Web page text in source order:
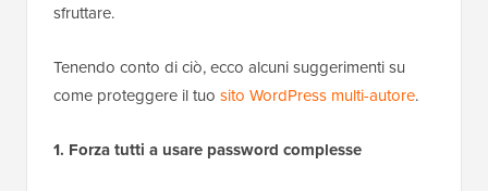
sfruttare.
Tenendo conto di ciò, ecco alcuni suggerimenti su
come proteggere il tuo sito WordPress multi-autore.
1. Forza tutti a usare password complesse